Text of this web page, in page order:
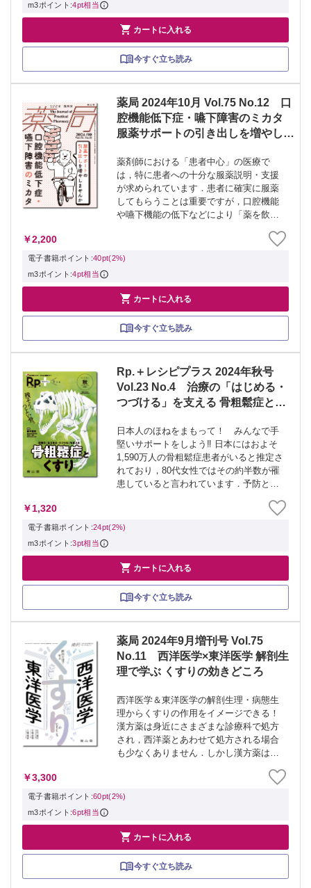
m3ポイント:4pt相当
 カートに入れる
今すぐ立ち読み
薬局 2024年10月 Vol.75 No.12 口
腔機能低下症・嚥下障害のミカタ
服薬サポートの引き出しを増やしま
薬剤師における「患者中心」の医療で
は，特に患者への十分な服薬説明・支援
が求められています．患者に確実に服薬
してもらうことは重要ですが，口腔機能
や嚥下機能の低下などにより「薬を飲み
し，上手く薬を飲み込めないとき，安易
に錠剤を粉砕するケースも多く，効果や
￥2,200
電子書籍ポイント:40pt(2%)
m3ポイント:4pt相当
 カートに入れる
今すぐ立ち読み
Rp.＋レシピプラス 2024年秋号
Vol.23 No.4 治療の「はじめる・
つづける」を支える 骨粗鬆症とく
日本人のほねをまもって！ みんなで手
堅いサポートをしよう‼ 日本にはおよそ
1,590万人の骨粗鬆症患者がいると推定さ
れており，80代女性ではその約半数が罹
患していると言われています．予防と早
さん自身の自覚症状に乏しく，予防や治
療へのモチベーション維持が難しいとい
￥1,320
電子書籍ポイント:24pt(2%)
m3ポイント:3pt相当
 カートに入れる
今すぐ立ち読み
薬局 2024年9月増刊号 Vol.75
No.11 西洋医学×東洋医学 解剖生
理で学ぶ くすりの効きどころ
西洋医学＆東洋医学の解剖生理・病態生
理からくすりの作用をイメージできる！
漢方薬は身近にさまざまな診療科で処方
され，西洋薬とあわせて処方される場合
も少なくありません．しかし漢方薬は西
みがなく，作用のしくみを理解するのが
難しいという印象をもっている方も多い
￥3,300
電子書籍ポイント:60pt(2%)
m3ポイント:6pt相当
 カートに入れる
今すぐ立ち読み